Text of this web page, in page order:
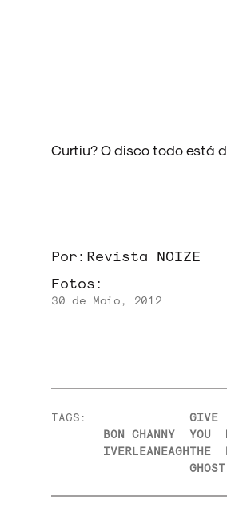
Curtiu? O disco todo está
Por: Revista NOIZE
Fotos:
30 de Maio, 2012
TAGS:
BON
IVER
CHANNY
LEANEAGH
GIVE
YOU
THE
GHOST